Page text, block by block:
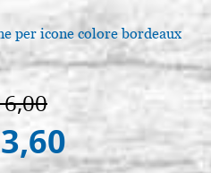
per icone colore bordeaux